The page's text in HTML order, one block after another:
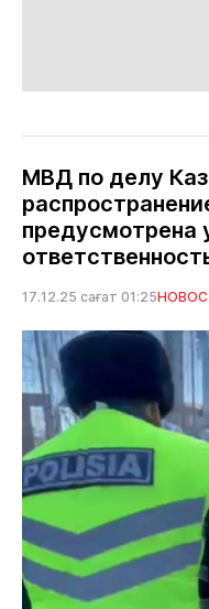
МВД по делу
предусмотрена
17.12.25 сағат 01:25